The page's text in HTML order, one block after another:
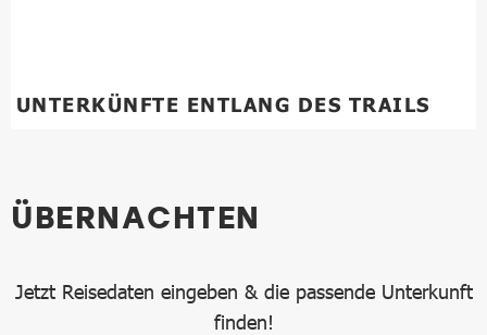
UNTERKÜNFTE ENTLANG DES TRAILS
ÜBERNACHTEN
Jetzt Reisedaten eingeben & die passende Unterkunft
finden!